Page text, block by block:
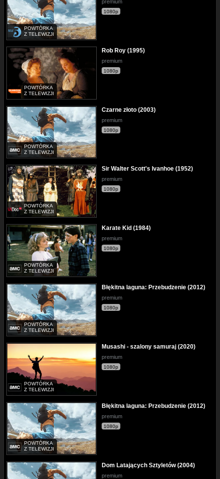
POWTÓRKA
Z TELEWIZJI
premium
1080p
POWTÓRKA
Z TELEWIZJI
Rob Roy (1995)
premium
1080p
POWTÓRKA
Z TELEWIZJI
Czarne złoto (2003)
premium
1080p
POWTÓRKA
Z TELEWIZJI
Sir Walter Scott's Ivanhoe (1952)
premium
1080p
POWTÓRKA
Z TELEWIZJI
Karate Kid (1984)
premium
1080p
POWTÓRKA
Z TELEWIZJI
Błękitna laguna: Przebudzenie (2012)
premium
1080p
POWTÓRKA
Z TELEWIZJI
Musashi - szalony samuraj (2020)
premium
1080p
POWTÓRKA
Z TELEWIZJI
Błękitna laguna: Przebudzenie (2012)
premium
1080p
Dom Latających Sztyletów (2004)
premium